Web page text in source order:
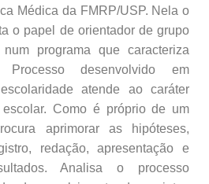
Médica da FMRP/USP. Nela o
o papel de orientador de grupo
programa que caracteriza
Processo desenvolvido em
atende ao caráter
Como é próprio de um
aprimorar as hipóteses,
redação, apresentação e
Analisa o processo